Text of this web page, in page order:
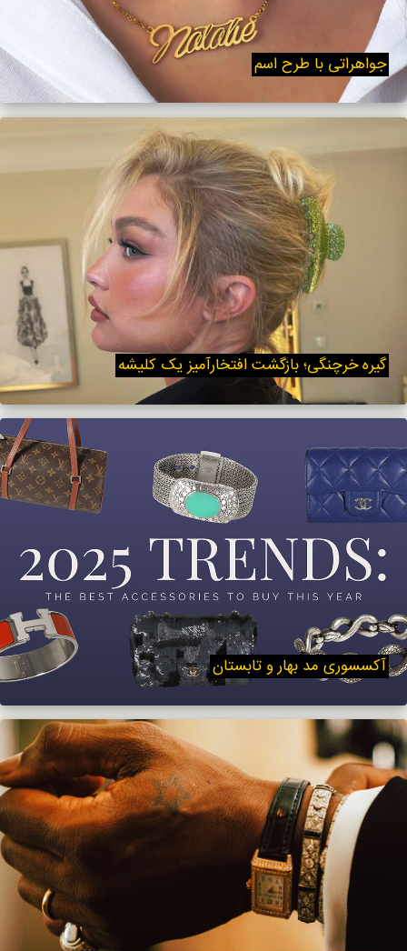
جواهراتی با طرح اسم
گیره خرچنگی؛ بازگشت افتخارآمیز یک کلیشه
آکسسوری مد بهار و تابستان